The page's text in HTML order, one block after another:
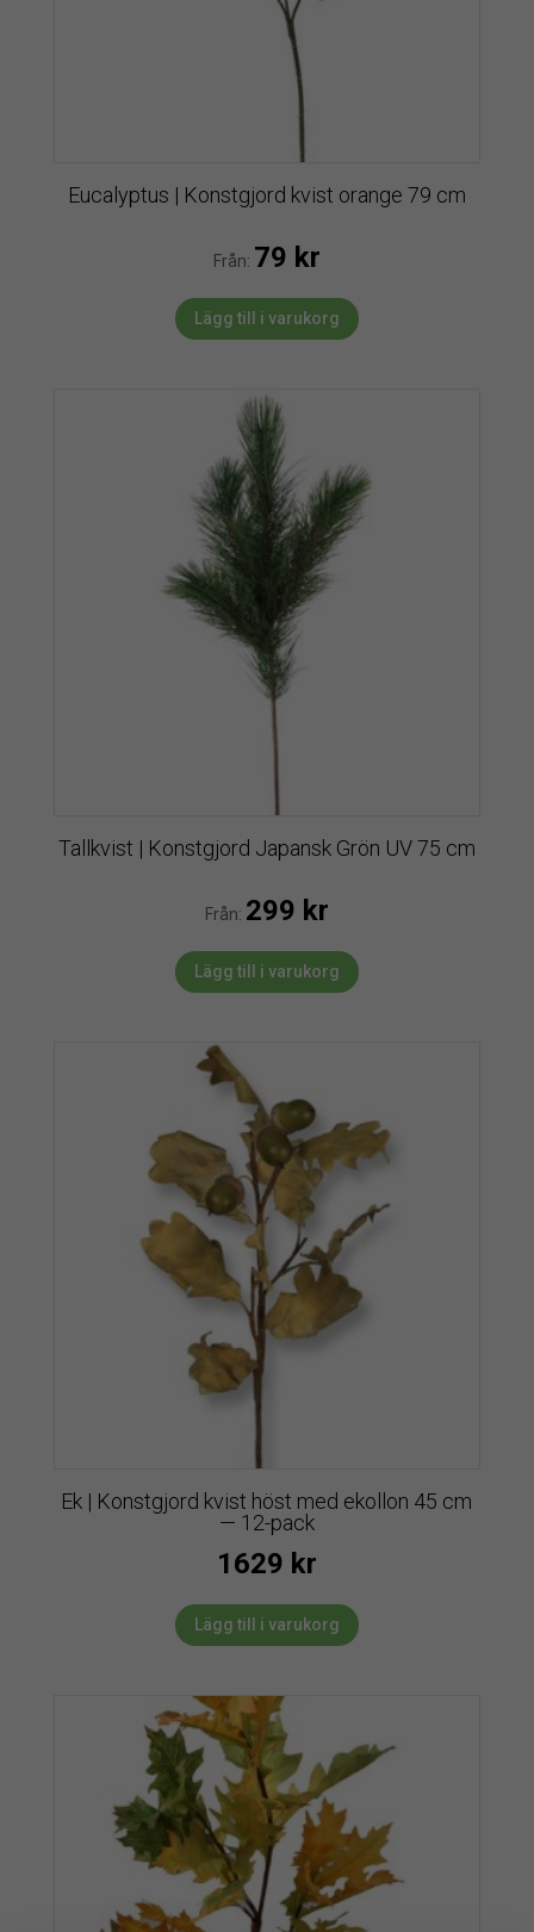
Eucalyptus | Konstgjord kvist orange 79 cm
Från: 79 kr
Lägg till i varukorg
Tallkvist | Konstgjord Japansk Grön UV 75 cm
Från: 299 kr
Lägg till i varukorg
Ek | Konstgjord kvist höst med ekollon 45 cm
— 12-pack
1629 kr
Lägg till i varukorg